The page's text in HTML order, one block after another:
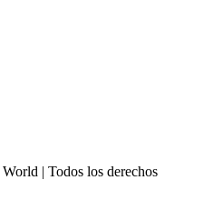
| Todos los derechos